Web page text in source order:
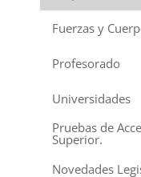
Fuerzas y
Profesorado
Universidades
Pruebas de
Superior.
Novedades